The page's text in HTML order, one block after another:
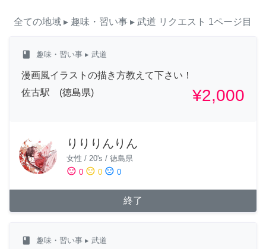
全ての地域 ▸ 趣味・習い事 ▸ 武道 リクエスト 1ページ目
class 趣味・習い事 ▸ 武道
漫画風イラストの描き方教えて下さい！
佐古駅 (徳島県)
¥2,000
りりりんりん
女性 / 20's / 徳島県
sentiment_satisfied 0 sentiment_neutral 0 sentiment_dissatisfied 0
終了
class 趣味・習い事 ▸ 武道